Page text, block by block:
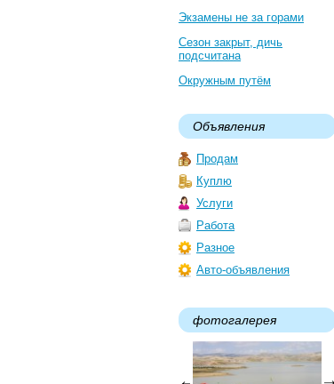
Экзамены не за горами
Сезон закрыт, дичь
подсчитана
Окружным путём
Объявления
Продам
Куплю
Услуги
Работа
Разное
Авто-объявления
фотогалерея